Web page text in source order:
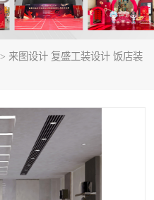
> 来图设计 复盛工装设计 饭店装
写真喷绘类
条幅